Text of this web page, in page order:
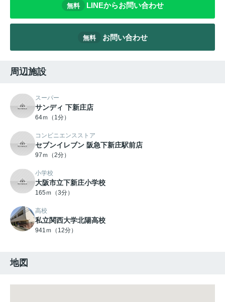
無料 LINEからお問い合わせ
無料 お問い合わせ
周辺施設
スーパー
サンディ 下新庄店
64ｍ（1分）
コンビニエンスストア
セブンイレブン 阪急下新庄駅前店
97ｍ（2分）
小学校
大阪市立下新庄小学校
165ｍ（3分）
高校
私立関西大学北陽高校
941ｍ（12分）
地図